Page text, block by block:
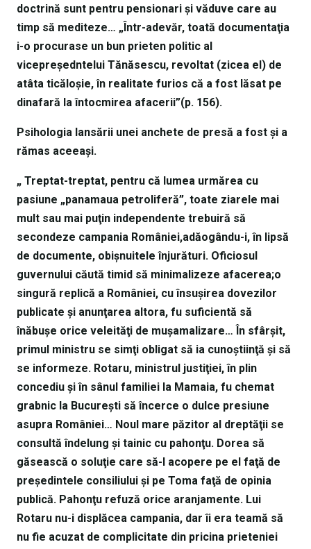
doctrină sunt pentru pensionari şi văduve care au
timp să mediteze… „Într-adevăr, toată documentaţia
i-o procurase un bun prieten politic al
vicepreşedntelui Tănăsescu, revoltat (zicea el) de
atâta ticăloşie, în realitate furios că a fost lăsat pe
dinafară la întocmirea afacerii”(p. 156).
Psihologia lansării unei anchete de presă a fost şi a
rămas aceeaşi.
„ Treptat-treptat, pentru că lumea urmărea cu
pasiune „panamaua petroliferă”, toate ziarele mai
mult sau mai puţin independente trebuiră să
secondeze campania României,adăogându-i, în lipsă
de documente, obişnuitele înjurături. Oficiosul
guvernului căută timid să minimalizeze afacerea;o
singură replică a României, cu însuşirea dovezilor
publicate şi anunţarea altora, fu suficientă să
înăbuşe orice veleităţi de muşamalizare… În sfârşit,
primul ministru se simţi obligat să ia cunoştiinţă şi să
se informeze. Rotaru, ministrul justiţiei, în plin
concediu şi în sânul familiei la Mamaia, fu chemat
grabnic la Bucureşti să încerce o dulce presiune
asupra României… Noul mare păzitor al dreptăţii se
consultă îndelung şi tainic cu pahonţu. Dorea să
găsească o soluţie care să-l acopere pe el faţă de
preşedintele consiliului şi pe Toma faţă de opinia
publică. Pahonţu refuză orice aranjamente. Lui
Rotaru nu-i displăcea campania, dar îi era teamă să
nu fie acuzat de complicitate din pricina prieteniei